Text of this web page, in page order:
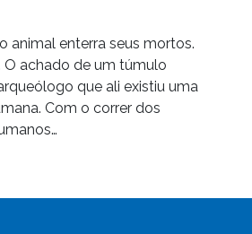
animal enterra seus mortos.
O achado de um túmulo
que ali existiu uma
Com o correr dos